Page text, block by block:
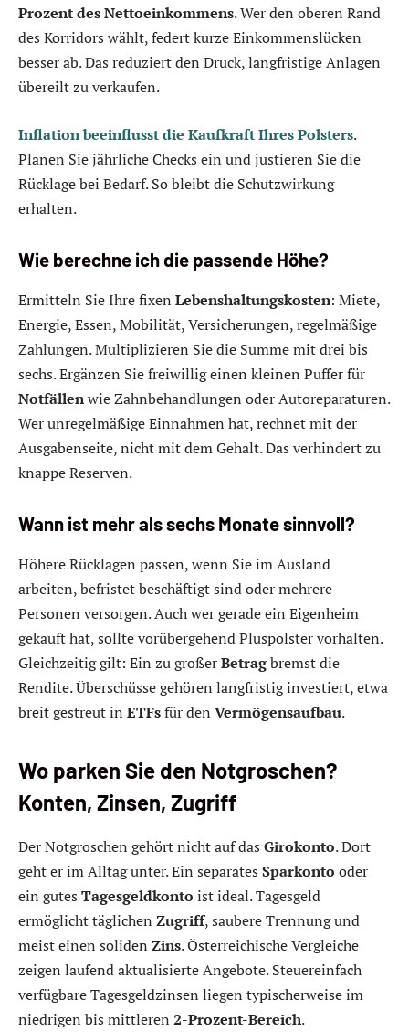
Prozent des Nettoeinkommens. Wer den oberen Rand
des Korridors wählt, federt kurze Einkommenslücken
besser ab. Das reduziert den Druck, langfristige Anlagen
übereilt zu verkaufen.
Inflation beeinflusst die Kaufkraft Ihres Polsters.
Planen Sie jährliche Checks ein und justieren Sie die
Rücklage bei Bedarf. So bleibt die Schutzwirkung
erhalten.
Wie berechne ich die passende Höhe?
Ermitteln Sie Ihre fixen Lebenshaltungskosten: Miete,
Energie, Essen, Mobilität, Versicherungen, regelmäßige
Zahlungen. Multiplizieren Sie die Summe mit drei bis
sechs. Ergänzen Sie freiwillig einen kleinen Puffer für
Notfällenwie Zahnbehandlungen oder Autoreparaturen.
Wer unregelmäßige Einnahmen hat, rechnet mit der
Ausgabenseite, nicht mit dem Gehalt. Das verhindert zu
knappe Reserven.
Wann ist mehr als sechs Monate sinnvoll?
Höhere Rücklagen passen, wenn Sie im Ausland
arbeiten, befristet beschäftigt sind oder mehrere
Personen versorgen. Auch wer gerade ein Eigenheim
gekauft hat, sollte vorübergehend Pluspolster vorhalten.
Gleichzeitig gilt: Ein zu großerBetragbremst die
Rendite. Überschüsse gehören langfristig investiert, etwa
breit gestreut in ETFsfür den Vermögensaufbau.
Wo parken Sie den Notgroschen?
Konten, Zinsen, Zugriff
Der Notgroschen gehört nicht auf das Girokonto. Dort
geht er im Alltag unter. Ein separates Sparkonto oder
ein gutes Tagesgeldkonto ist ideal. Tagesgeld
ermöglicht täglichen Zugriff, saubere Trennung und
meist einen soliden Zins. Österreichische Vergleiche
zeigen laufend aktualisierte Angebote. Steuereinfach
verfügbare Tagesgeldzinsen liegen typischerweise im
niedrigen bis mittleren 2-Prozent-Bereich.